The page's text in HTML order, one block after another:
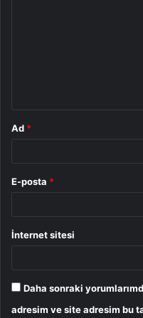
Ad *
E-posta *
İnternet sitesi
Daha sonraki
adresim ve site adresim bu